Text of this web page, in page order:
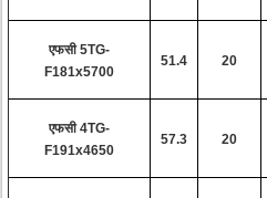
एफसी 5TG-
F181x5700
51.4 20
एफसी 4TG-
F191x4650
57.3 20